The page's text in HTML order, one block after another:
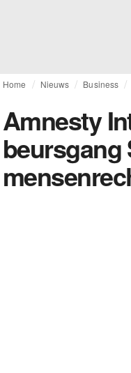
Home Nieuws Business
Amnesty
beursgang